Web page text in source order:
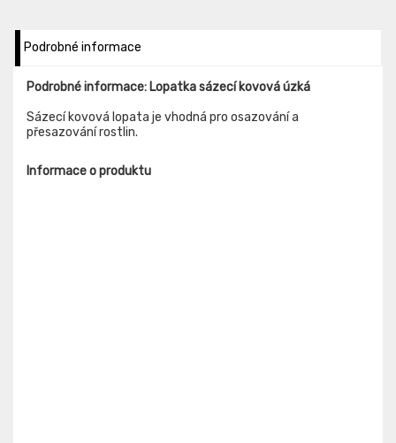
Podrobné informace
Podrobné informace: Lopatka sázecí kovová úzká
Sázecí kovová lopata je vhodná pro osazování a
přesazování rostlin.
Informace o produktu